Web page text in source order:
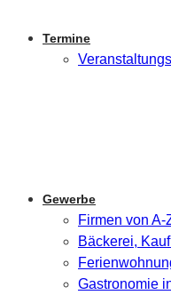
Termine
Gewerbe
Firmen von A-
Bäckerei,
Gastronomie